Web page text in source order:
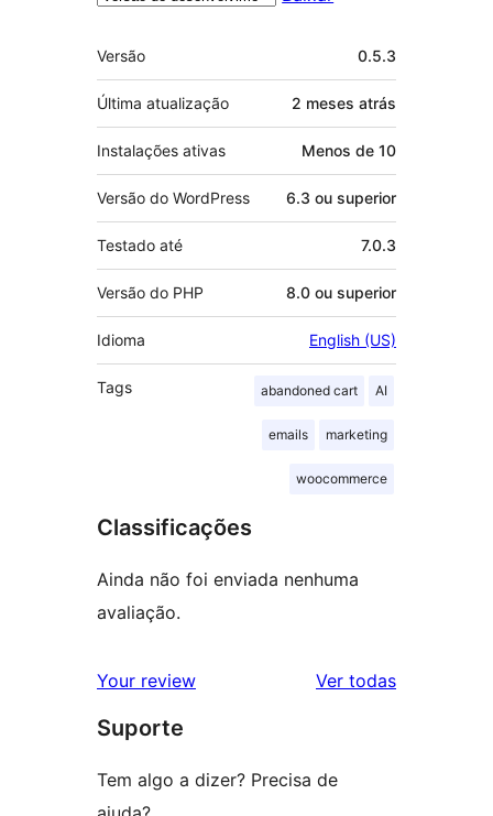
Meta
Versão 0.5.3
Última atualização 2 meses atrás
Instalações ativas Menos de 10
Versão do WordPress 6.3 ou superior
Testado até 7.0.3
Versão do PHP 8.0 ou superior
Idioma English (US)
Tags abandoned cart AI
emails marketing
woocommerce
Classificações
Ainda não foi enviada nenhuma
avaliação.
Your review Ver todasavaliações
Suporte
Tem algo a dizer? Precisa de